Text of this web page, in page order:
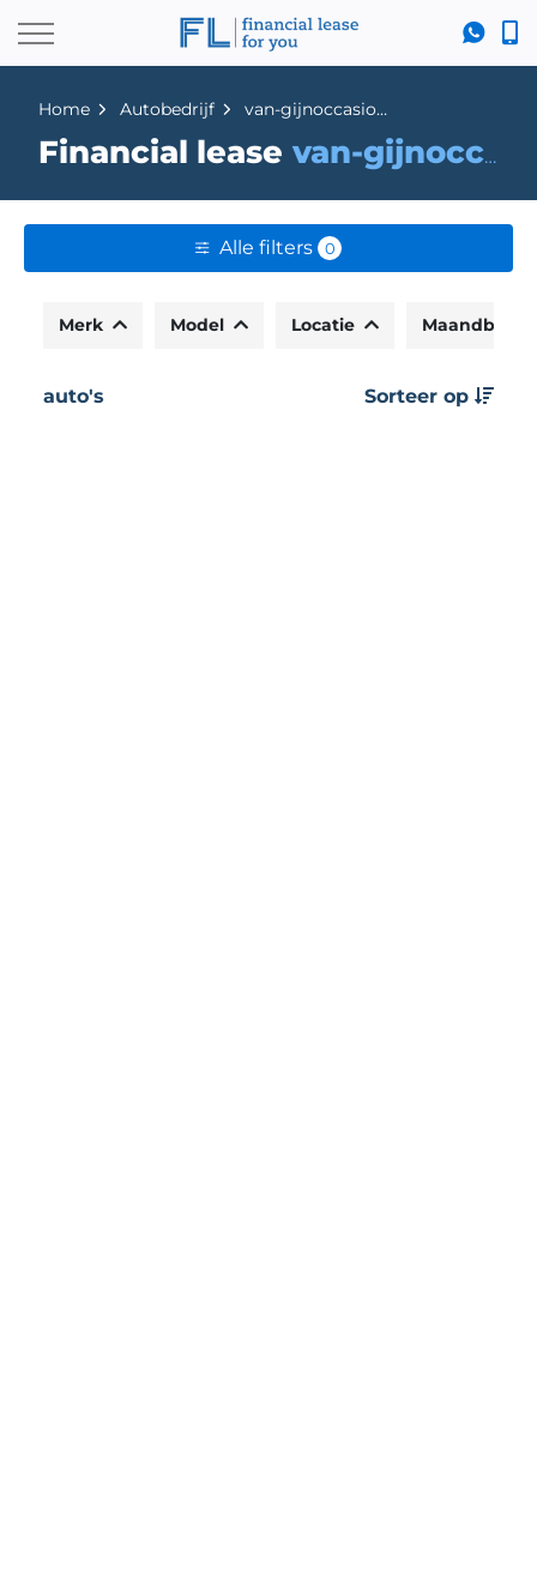
Home Autobedrijf van-gijnoccasions
Financial leasevan-gijnoccasions
Alle filters 0
Merk Model Locatie
auto's Sorteer op